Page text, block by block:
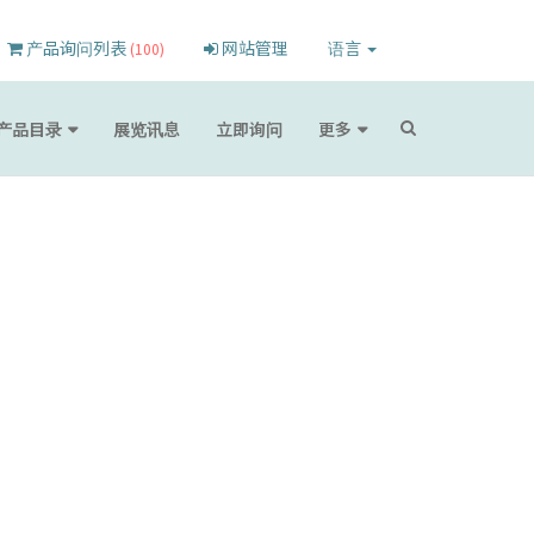
产品询问列表 (100) 网站管理 语言
品目录 展览讯息 立即询问 更多